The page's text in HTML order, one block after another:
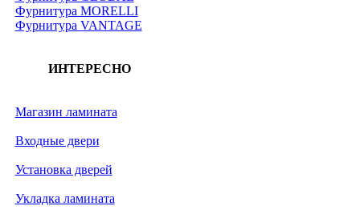
Фурнитура MORELLI
Фурнитура VANTAGE
ИНТЕРЕСНО
Магазин ламината
Входные двери
Установка дверей
Укладка ламината